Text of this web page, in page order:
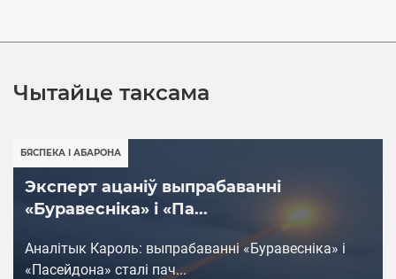
Чытайце таксама
БЯСПЕКА І АБАРОНА
Эксперт ацаніў выпрабаванні
«Буравесніка» і «Па...
Аналітык Кароль: выпрабаванні «Буравесніка» і
«Пасейдона» сталі пач...